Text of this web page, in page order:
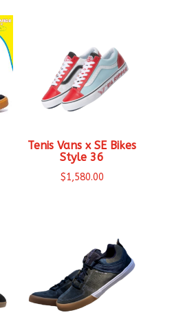
Tenis Vans x SE Bikes
Style 36
$1,580.00